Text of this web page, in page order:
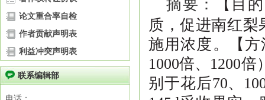
论文重合率自检
作者贡献声明表
利益冲突声明表
联系编辑部
摘要： 【 目的
质，促进南红
施用浓度。【 方
1000倍、 1200倍
别于花后70、